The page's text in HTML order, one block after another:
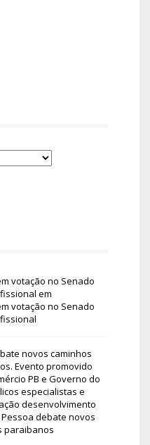
votação no Senado
em
votação no Senado
novos caminhos
Evento promovido
PB e Governo do
especialistas e
desenvolvimento
Pessoa debate novos
paraibanos